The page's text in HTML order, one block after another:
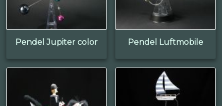
Pendel Jupiter color Pendel Luftmobile